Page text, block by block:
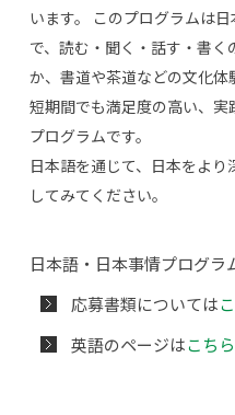
います。 このプログラムは
で、読む・聞く・話す・書
か、書道や茶道などの文化体
短期間でも満足度の高い、
プログラムです。
日本語を通じて、日本をよ
してみてください。
日本語・日本事情プログラ
応募書類については
英語のページはこちら